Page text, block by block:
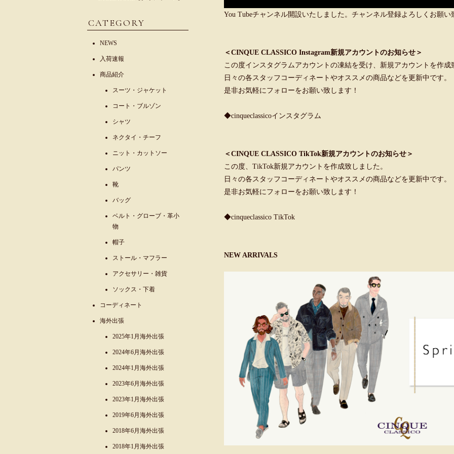
You Tubeチャンネル開設いたしました。チャンネル登録よろしくお願い
＜CINQUE CLASSICO Instagram新規アカウントのお知らせ＞
この度インスタグラムアカウントの凍結を受け、新規アカウントを作成
日々の各スタッフコーディネートやオススメの商品などを更新中です。
是非お気軽にフォローをお願い致します！
◆cinqueclassicoインスタグラム
＜CINQUE CLASSICO TikTok新規アカウントのお知らせ＞
この度、TikTok新規アカウントを作成致しました。
日々の各スタッフコーディネートやオススメの商品などを更新中です。
是非お気軽にフォローをお願い致します！
◆cinqueclassico TikTok
NEW ARRIVALS
CATEGORY
NEWS
入荷速報
商品紹介
スーツ・ジャケット
コート・ブルゾン
シャツ
ネクタイ・チーフ
ニット・カットソー
パンツ
靴
バッグ
ベルト・グローブ・革小
物
帽子
ストール・マフラー
アクセサリー・雑貨
ソックス・下着
コーディネート
海外出張
2025年1月海外出張
2024年6月海外出張
2024年1月海外出張
2023年6月海外出張
2023年1月海外出張
2019年6月海外出張
2018年6月海外出張
2018年1月海外出張